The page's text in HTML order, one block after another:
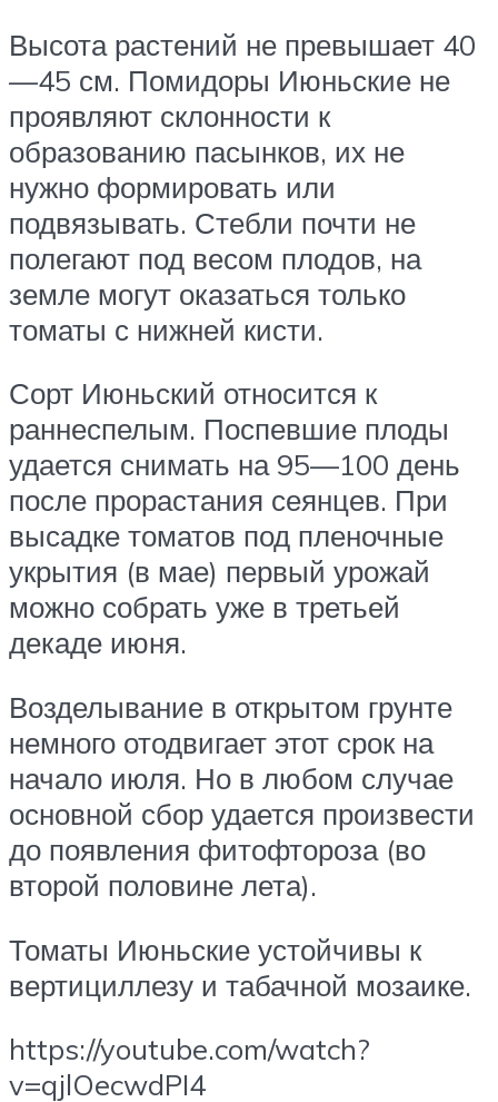
Высота растений не превышает 40
—45 см. Помидоры Июньские не
проявляют склонности к
образованию пасынков, их не
нужно формировать или
подвязывать. Стебли почти не
полегают под весом плодов, на
земле могут оказаться только
томаты с нижней кисти.
Сорт Июньский относится к
раннеспелым. Поспевшие плоды
удается снимать на 95—100 день
после прорастания сеянцев. При
высадке томатов под пленочные
укрытия (в мае) первый урожай
можно собрать уже в третьей
декаде июня.
Возделывание в открытом грунте
немного отодвигает этот срок на
начало июля. Но в любом случае
основной сбор удается произвести
до появления фитофтороза (во
второй половине лета).
Томаты Июньские устойчивы к
вертициллезу и табачной мозаике.
https://youtube.com/watch?
v=qjlOecwdPI4